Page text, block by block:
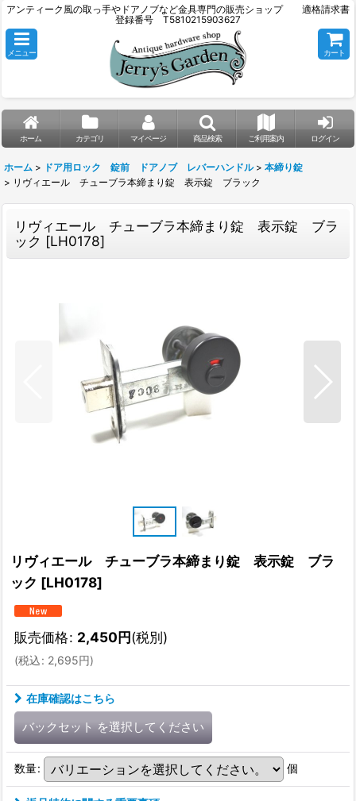
アンティーク風の取っ手やドアノブなど金具専門の販売ショップ 適格請求書
登録番号 T5810215903627
メニュー カート
ホーム カテゴリ マイページ 商品検索 ご利用案内 ログイン
ホーム > ドア用ロック 錠前 ドアノブ レバーハンドル > 本締り錠
> リヴィエール チューブラ本締まり錠 表示錠 ブラック
リヴィエール チューブラ本締まり錠 表示錠 ブラ
ック [LH0178]
リヴィエール チューブラ本締まり錠 表示錠 ブラ
ック [LH0178]
販売価格: 2,450円(税別)
(税込: 2,695円)
在庫確認はこちら
バックセット を選択してください
数量: 個